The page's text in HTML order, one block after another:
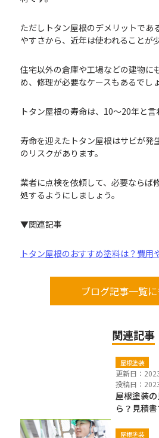
ただしトタン屋根のデメリットであ
やすさから、近年は使われることが
住宅以外の倉庫や工場などの建物に
め、修理が必要なケースもあるでしょ
トタン屋根の寿命は、10〜20年と言
寿命を迎えたトタン屋根はサビが発
のリスクがあります。
業者に点検を依頼して、必要ならば
処するようにしましょう。
▼関連記事
トタン屋根のおすすめ塗料は？費用
ブログ記事一覧
関連記事
屋根塗装
更新日：
投稿日：
屋根塗装
ら？見積
屋根塗装